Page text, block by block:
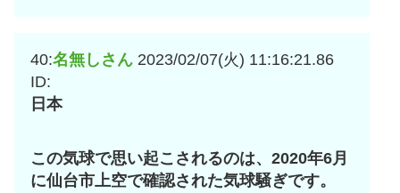
40:名無しさん 2023/02/07(火) 11:16:21.86
ID:
日本
この気球で思い起こされるのは、2020年6月
に仙台市上空で確認された気球騒ぎです。